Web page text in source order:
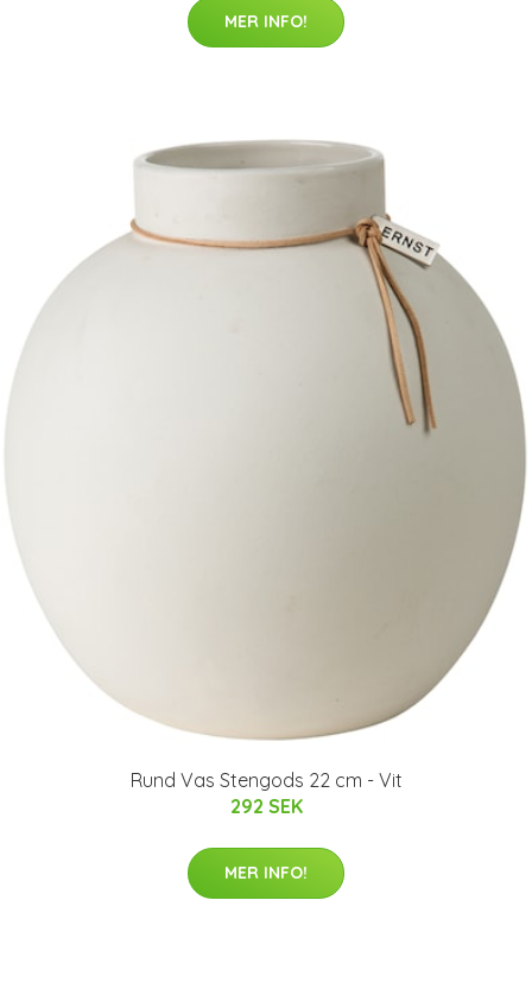
MER INFO!
Rund Vas Stengods 22 cm - Vit
292 SEK
MER INFO!